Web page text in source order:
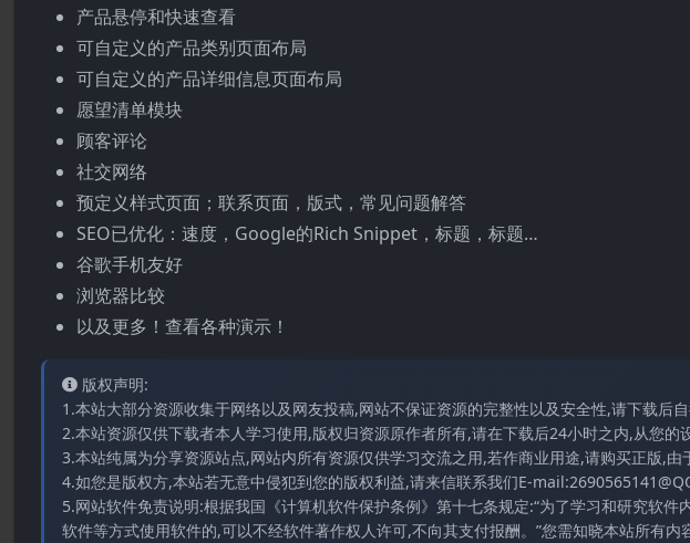
产品悬停和快速查看
可自定义的产品类别页面布局
可自定义的产品详细信息页面布局
愿望清单模块
顾客评论
社交网络
预定义样式页面；联系页面，版式，常见问题解答
SEO已优化：速度，Google的Rich Snippet，标题，标题…
谷歌手机友好
浏览器比较
以及更多！查看各种演示！
版权声明:
1.本站大部分资源收集于网络以及网友投稿,网站不保证资源的完整性以及安全性,请下载后自
2.本站资源仅供下载者本人学习使用,版权归资源原作者所有,请在下载后24小时之内,从您的
3.本站纯属为分享资源站点,网站内所有资源仅供学习交流之用,若作商业用途,请购买正版,由
4.如您是版权方,本站若无意中侵犯到您的版权利益,请来信联系我们E-
5.网站软件免责说明:根据我国《计算机软件保护条例》第十七条规定:“为了学习和研究软
软件等方式使用软件的,可以不经软件著作权人许可,不向其支付报酬。”您需知晓本站所有